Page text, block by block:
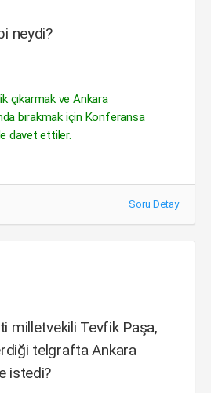
neydi?
çıkarmak ve Ankara
bırakmak için Konferansa
davet ettiler.
Soru Detay
milletvekili Tevfik Paşa,
telgrafta Ankara
istedi?